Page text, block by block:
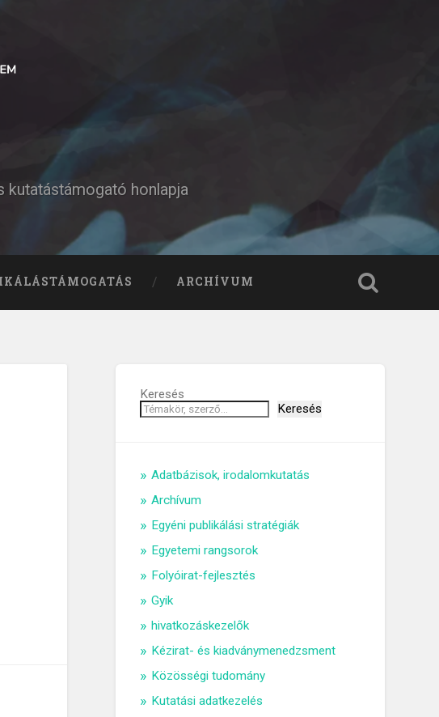
kutatástámogató honlapja
ARCHÍVUM
Keresés
Keresés
Adatbázisok, irodalomkutatás
Archívum
Egyéni publikálási stratégiák
Egyetemi rangsorok
Folyóirat-fejlesztés
Gyik
hivatkozáskezelők
Kézirat- és kiadványmenedzsment
Közösségi tudomány
Kutatási adatkezelés